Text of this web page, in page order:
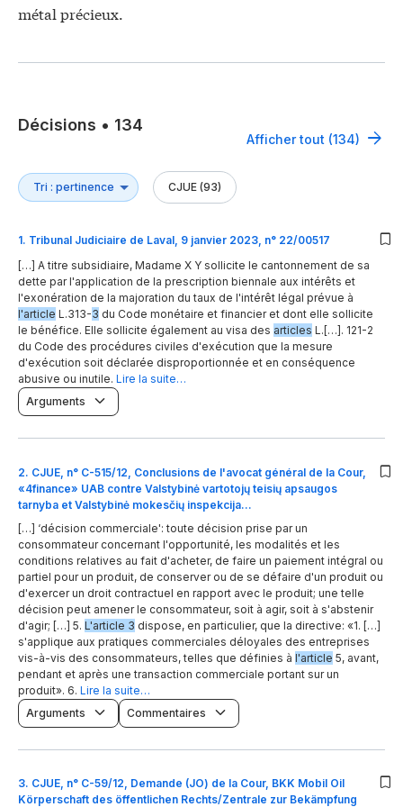
métal précieux.
Décisions • 134
Afficher tout (134)
CJUE (93)
1. Tribunal Judiciaire de Laval, 9 janvier 2023, n° 22/00517
[…] A titre subsidiaire, Madame X Y sollicite le cantonnement de sa
dette par l'application de la prescription biennale aux intérêts et
l'exonération de la majoration du taux de l'intérêt légal prévue à
l'article L.313-3 du Code monétaire et financier et dont elle sollicite
le bénéfice. Elle sollicite également au visa des articles L.[…]. 121-2
du Code des procédures civiles d'exécution que la mesure
d'exécution soit déclarée disproportionnée et en conséquence
abusive ou inutile. Lire la suite…
Arguments
2. CJUE, n° C-515/12, Conclusions de l'avocat général de la Cour,
«4finance» UAB contre Valstybinė vartotojų teisių apsaugos
tarnyba et Valstybinė mokesčių inspekcija…
[…] ‘décision commerciale': toute décision prise par un
consommateur concernant l'opportunité, les modalités et les
conditions relatives au fait d'acheter, de faire un paiement intégral ou
partiel pour un produit, de conserver ou de se défaire d'un produit ou
d'exercer un droit contractuel en rapport avec le produit; une telle
décision peut amener le consommateur, soit à agir, soit à s'abstenir
d'agir; […] 5. L'article 3 dispose, en particulier, que la directive: «1. […]
s'applique aux pratiques commerciales déloyales des entreprises
vis-à-vis des consommateurs, telles que définies à l'article 5, avant,
pendant et après une transaction commerciale portant sur un
produit». 6. Lire la suite…
Arguments
Commentaires
3. CJUE, n° C-59/12, Demande (JO) de la Cour, BKK Mobil Oil
Körperschaft des öffentlichen Rechts/Zentrale zur Bekämpfung